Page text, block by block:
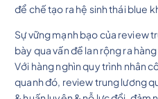
để chế tạo ra hệ sinh thái blue
Sự vững mạnh bạo của review
bày qua vấn đề lan rộng ra
Với hàng nghìn quy trình nhân
quanh đó, review trung lương